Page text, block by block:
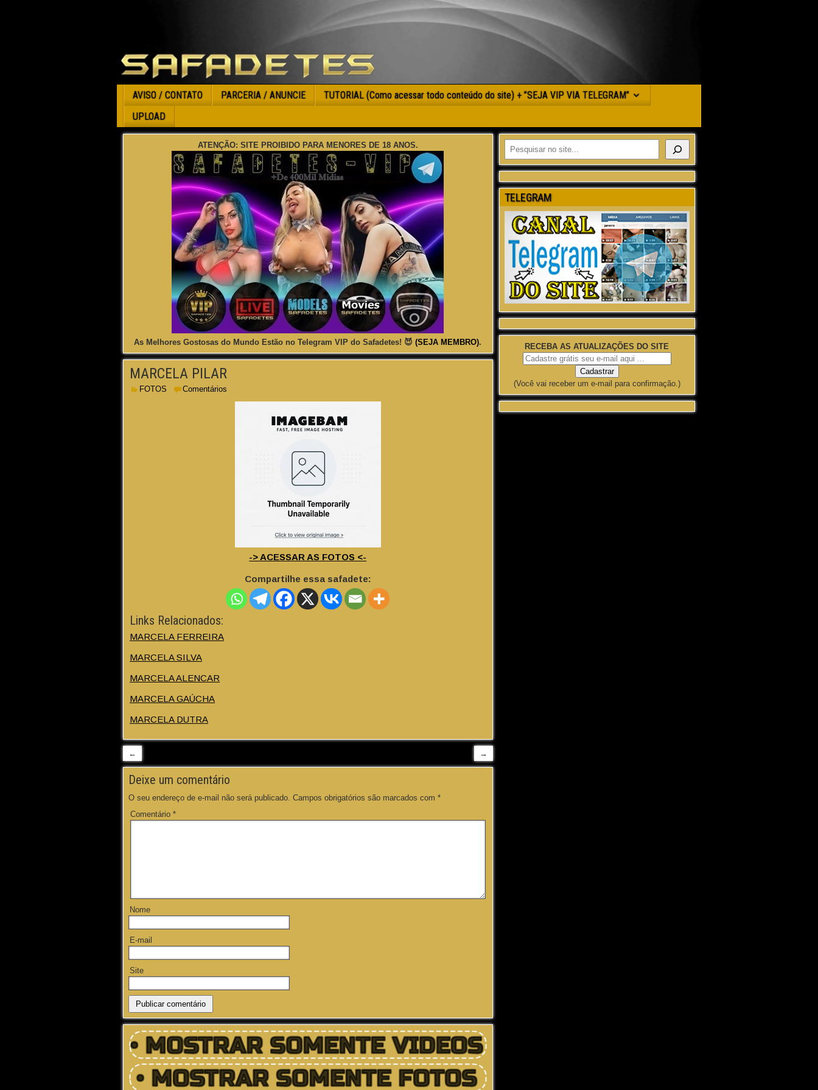
AVISO / CONTATO PARCERIA / ANUNCIE
TUTORIAL (Como acessar todo conteúdo do site) + ”SEJA VIP VIA TELEGRAM”
UPLOAD
ATENÇÃO: SITE PROIBIDO PARA MENORES DE 18 ANOS.
As Melhores Gostosas do Mundo Estão no Telegram VIP do Safadetes! 😈(SEJA MEMBRO).
MARCELA PILAR
FOTOS Comentários
-> ACESSAR AS FOTOS <-
Compartilhe essa safadete:
Links Relacionados:
MARCELA FERREIRA
MARCELA SILVA
MARCELA ALENCAR
MARCELA GAÚCHA
MARCELA DUTRA
← →
Deixe um comentário
O seu endereço de e-mail não será publicado. Campos obrigatórios são marcados com *
Comentário *
Nome
E-mail
Site
TELEGRAM
RECEBA AS ATUALIZAÇÕES DO SITE
(Você vai receber um e-mail para confirmação.)